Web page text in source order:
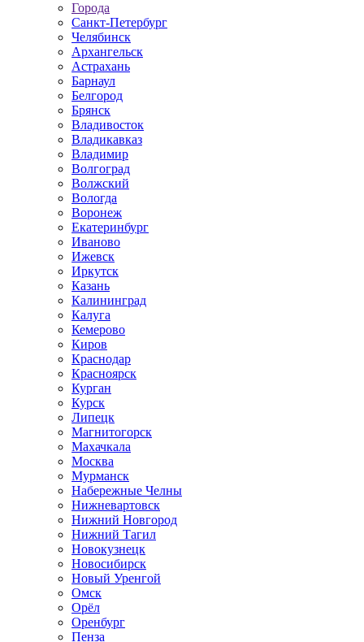
Города
Санкт-Петербург
Челябинск
Архангельск
Астрахань
Барнаул
Белгород
Брянск
Владивосток
Владикавказ
Владимир
Волгоград
Волжский
Вологда
Воронеж
Екатеринбург
Иваново
Ижевск
Иркутск
Казань
Калининград
Калуга
Кемерово
Киров
Краснодар
Красноярск
Курган
Курск
Липецк
Магнитогорск
Махачкала
Москва
Мурманск
Набережные Челны
Нижневартовск
Нижний Новгород
Нижний Тагил
Новокузнецк
Новосибирск
Новый Уренгой
Омск
Орёл
Оренбург
Пенза